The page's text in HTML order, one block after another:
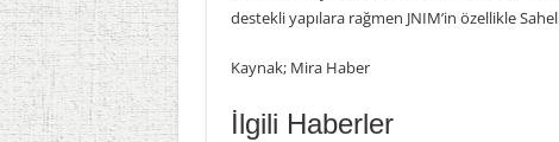
destekli yapılara rağmen JNIM’in özellikle
Kaynak; Mira Haber
İlgili Haberler